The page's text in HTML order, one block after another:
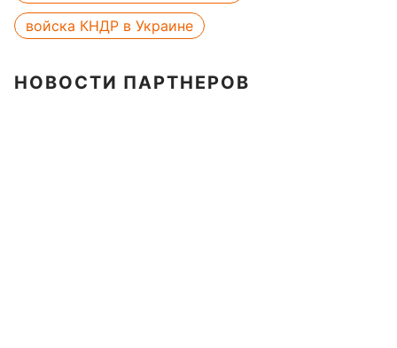
войска КНДР в Украине
НОВОСТИ ПАРТНЕРОВ